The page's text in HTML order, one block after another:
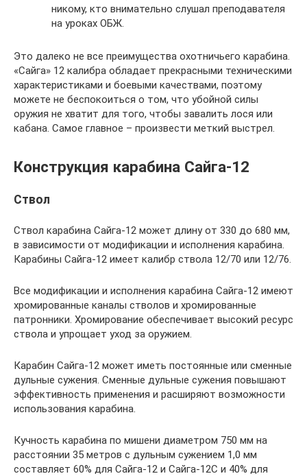
никому, кто внимательно слушал преподавателя
на уроках ОБЖ.
Это далеко не все преимущества охотничьего карабина.
«Сайга» 12 калибра обладает прекрасными техническими
характеристиками и боевыми качествами, поэтому
можете не беспокоиться о том, что убойной силы
оружия не хватит для того, чтобы завалить лося или
кабана. Самое главное – произвести меткий выстрел.
Конструкция карабина Сайга-12
Ствол
Ствол карабина Сайга-12 может длину от 330 до 680 мм,
в зависимости от модификации и исполнения карабина.
Карабины Сайга-12 имеет калибр ствола 12/70 или 12/76.
Все модификации и исполнения карабина Сайга-12 имеют
хромированные каналы стволов и хромированные
патронники. Хромирование обеспечивает высокий ресурс
ствола и упрощает уход за оружием.
Карабин Сайга-12 может иметь постоянные или сменные
дульные сужения. Сменные дульные сужения повышают
эффективность применения и расширяют возможности
использования карабина.
Кучность карабина по мишени диаметром 750 мм на
расстоянии 35 метров с дульным сужением 1,0 мм
составляет 60% для Сайга-12 и Сайга-12С и 40% для